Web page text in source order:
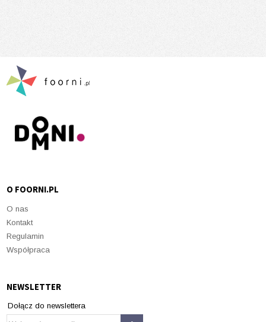
O FOORNI.PL
O nas
Kontakt
Regulamin
Współpraca
NEWSLETTER
Dołącz do newslettera